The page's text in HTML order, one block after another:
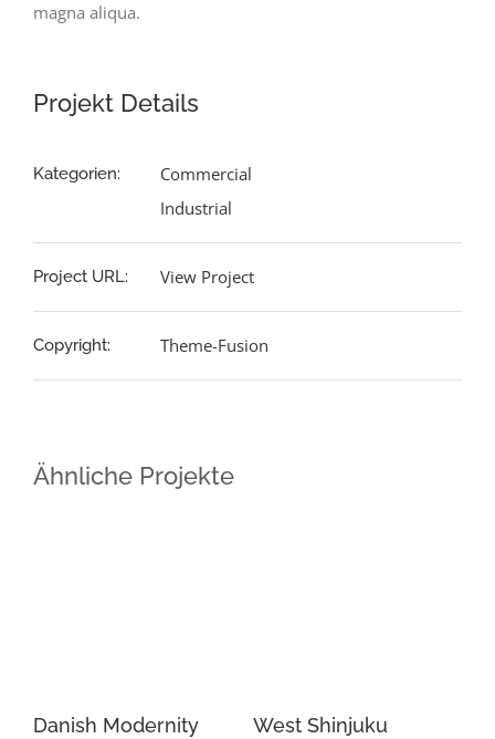
magna aliqua.
Projekt Details
Kategorien:
Commercial
Industrial
Project URL: View Project
Copyright: Theme-Fusion
Ähnliche Projekte
Danish Modernity West Shinjuku